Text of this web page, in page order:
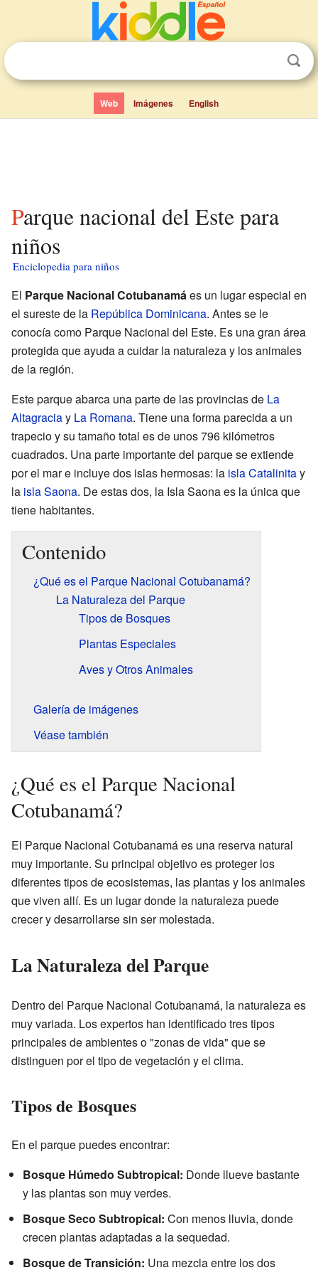
Web Imágenes English
Parque nacional del Este para
niños
Enciclopedia para niños
El Parque Nacional Cotubanamáes un lugar especial en
el sureste de la República Dominicana. Antes se le
conocía como Parque Nacional del Este. Es una gran área
protegida que ayuda a cuidar la naturaleza y los animales
de la región.
Este parque abarca una parte de las provincias de La
Altagraciay La Romana. Tiene una forma parecida a un
trapecio y su tamaño total es de unos 796 kilómetros
cuadrados. Una parte importante del parque se extiende
por el mar e incluye dos islas hermosas: la isla Catalinitay
la isla Saona. De estas dos, la Isla Saona es la única que
tiene habitantes.
Contenido
¿Qué es el Parque Nacional Cotubanamá?
La Naturaleza del Parque
Tipos de Bosques
Plantas Especiales
Aves y Otros Animales
Galería de imágenes
Véase también
¿Qué es el Parque Nacional
Cotubanamá?
El Parque Nacional Cotubanamá es una reserva natural
muy importante. Su principal objetivo es proteger los
diferentes tipos de ecosistemas, las plantas y los animales
que viven allí. Es un lugar donde la naturaleza puede
crecer y desarrollarse sin ser molestada.
La Naturaleza del Parque
Dentro del Parque Nacional Cotubanamá, la naturaleza es
muy variada. Los expertos han identificado tres tipos
principales de ambientes o "zonas de vida" que se
distinguen por el tipo de vegetación y el clima.
Tipos de Bosques
En el parque puedes encontrar:
Bosque Húmedo Subtropical: Donde llueve bastante
y las plantas son muy verdes.
Bosque Seco Subtropical: Con menos lluvia, donde
crecen plantas adaptadas a la sequedad.
Bosque de Transición: Una mezcla entre los dos